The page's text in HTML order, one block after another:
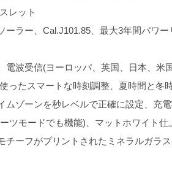
レット
ーラー、Cal.J101.85、最大3年間パワー
電波受信(ヨーロッパ、英国、日本、米
ったスマートな時刻調整、夏時間と冬
ムゾーンを秒レベルで正確に設定、充
ツモードでも機能)、マットホワイト仕
チーフがプリントされたミネラルガラ